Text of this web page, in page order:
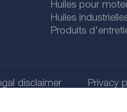
Huiles pour
Huiles
Produits
disclaimer Privacy